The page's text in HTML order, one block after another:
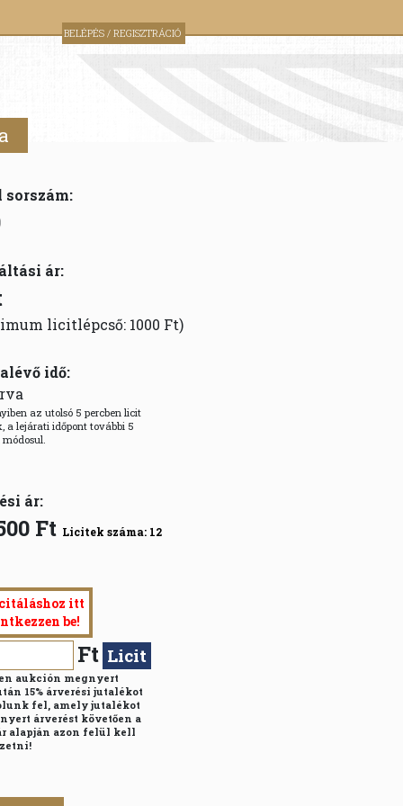
BELÉPÉS / REGISZTRÁCIÓ
sorszám:
ár:
licitlépcső: 1000 Ft)
idő:
az utolsó 5 percben licit
a lejárati időpont további 5
módosul.
ár:
Ft Licitek száma: 12
itt
be!
Ft Licit
aukción megnyert
15% árverési jutalékot
fel, amely jutalékot
árverést követően a
alapján azon felül kell